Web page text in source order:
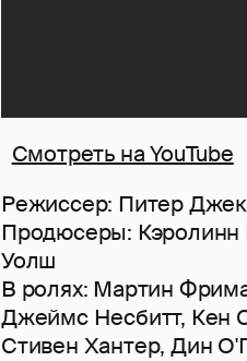
Смотреть на YouTube
Режиссер: Питер
Продюсеры:
Уолш
В ролях: Мартин
Джеймс Несбитт, Кен
Стивен Хантер, Дин